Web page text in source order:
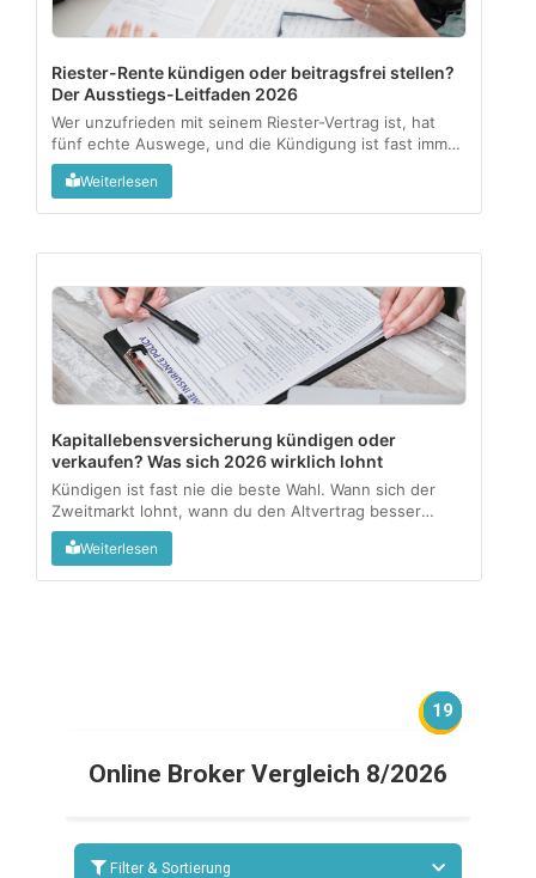
Riester-Rente kündigen oder beitragsfrei stellen?
Der Ausstiegs-Leitfaden 2026
Wer unzufrieden mit seinem Riester-Vertrag ist, hat
fünf echte Auswege, und die Kündigung ist fast immer
der teuerste. Dieser Leitfaden zeigt, was mit Zulagen
und Steuervorteilen passiert und welche Option zu
Weiterlesen
Kapitallebensversicherung kündigen oder
verkaufen? Was sich 2026 wirklich lohnt
Kündigen ist fast nie die beste Wahl. Wann sich der
Zweitmarkt lohnt, wann du den Altvertrag besser
behältst, und wo die Steuerfalle lauert....
Weiterlesen